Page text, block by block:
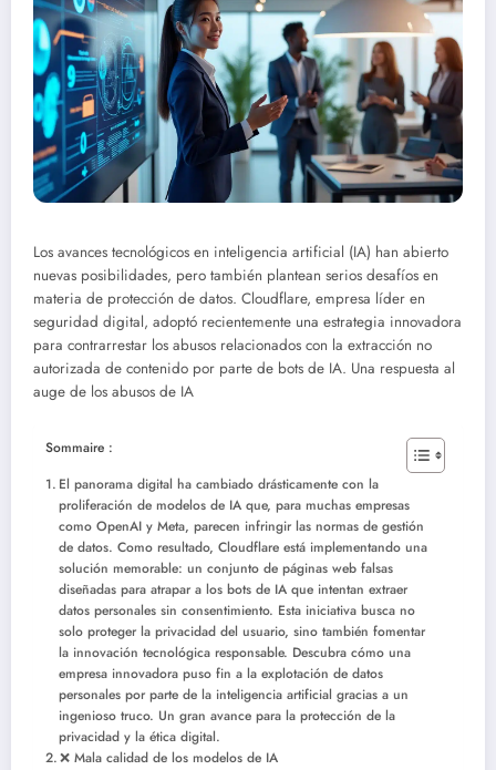
Los avances tecnológicos en inteligencia artificial (IA) han abierto
nuevas posibilidades, pero también plantean serios desafíos en
materia de protección de datos. Cloudflare, empresa líder en
seguridad digital, adoptó recientemente una estrategia innovadora
para contrarrestar los abusos relacionados con la extracción no
autorizada de contenido por parte de bots de IA. Una respuesta al
auge de los abusos de IA
Sommaire :
El panorama digital ha cambiado drásticamente con la
proliferación de modelos de IA que, para muchas empresas
como OpenAI y Meta, parecen infringir las normas de gestión
de datos. Como resultado, Cloudflare está implementando una
solución memorable: un conjunto de páginas web falsas
diseñadas para atrapar a los bots de IA que intentan extraer
datos personales sin consentimiento. Esta iniciativa busca no
solo proteger la privacidad del usuario, sino también fomentar
la innovación tecnológica responsable. Descubra cómo una
empresa innovadora puso fin a la explotación de datos
personales por parte de la inteligencia artificial gracias a un
ingenioso truco. Un gran avance para la protección de la
privacidad y la ética digital.
❌ Mala calidad de los modelos de IA